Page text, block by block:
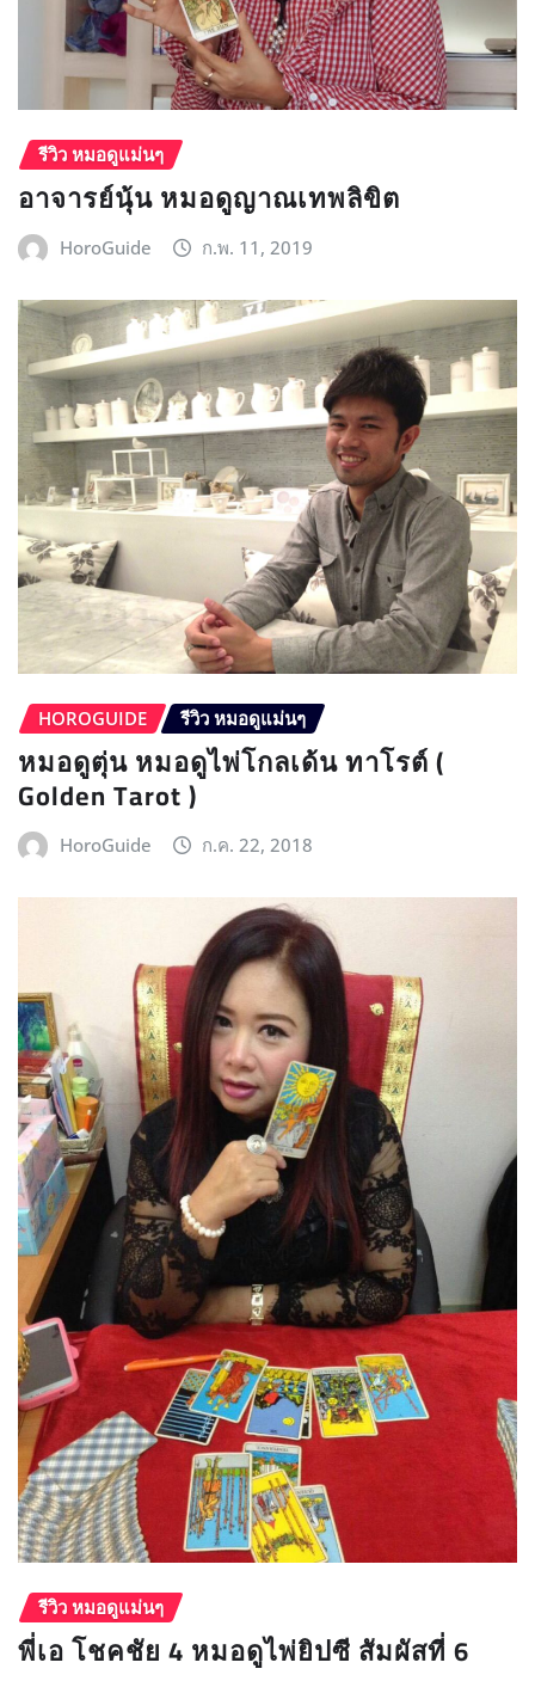
รีวิว หมอดูแม่นๆ
อาจารย์นุ้น หมอดูญาณเทพลิขิต
HoroGuide ก.พ. 11, 2019
HOROGUIDE รีวิว หมอดูแม่นๆ
หมอดูตุ่น หมอดูไพ่โกลเด้น ทาโรต์ (
Golden Tarot )
HoroGuide ก.ค. 22, 2018
รีวิว หมอดูแม่นๆ
พี่เอ โชคชัย 4 หมอดูไพ่ยิปซี สัมผัสที่ 6